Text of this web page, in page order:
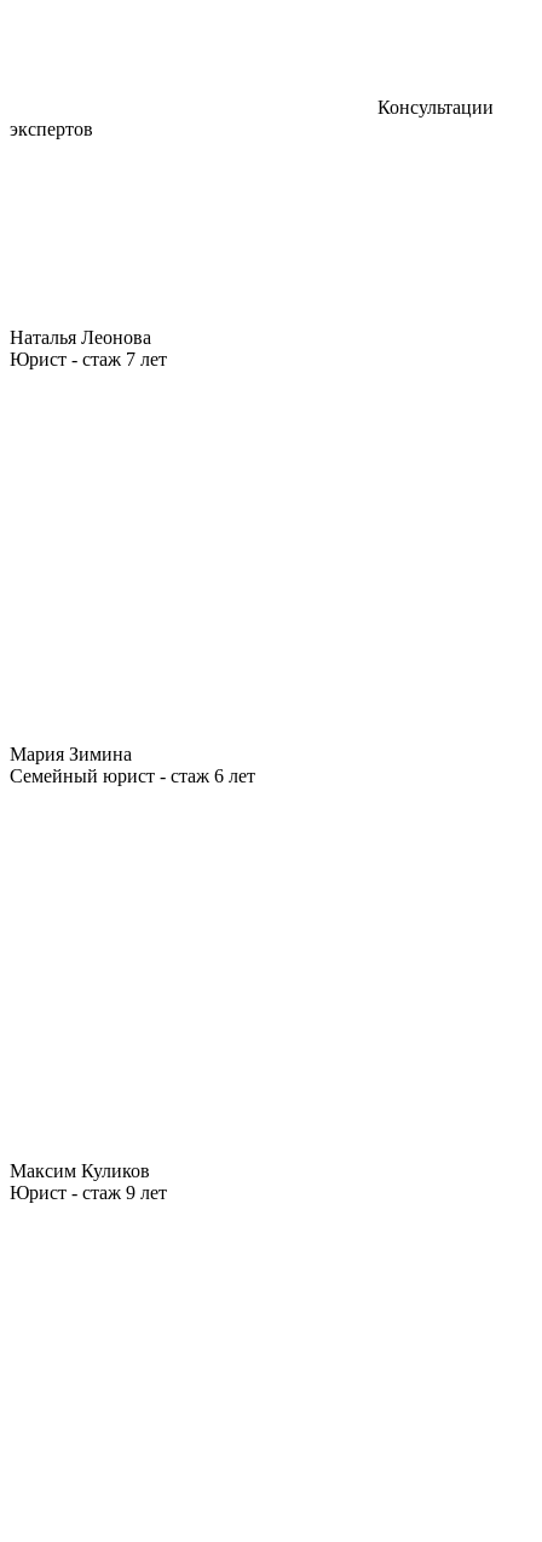
Консультации
экспертов
Наталья Леонова
Юрист - стаж 7 лет
Мария Зимина
Семейный юрист - стаж 6 лет
Максим Куликов
Юрист - стаж 9 лет